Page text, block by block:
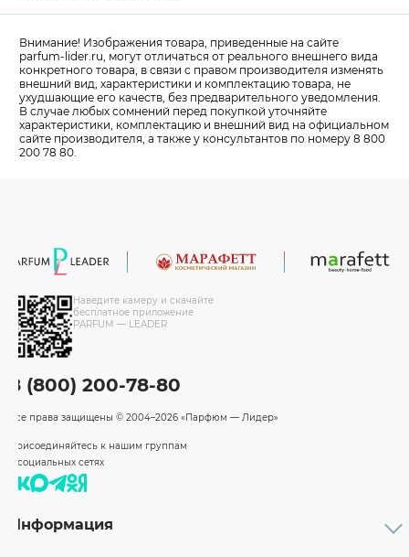
Внимание! Изображения товара, приведенные на сайте
parfum-lider.ru, могут отличаться от реального внешнего вида
конкретного товара, в связи с правом производителя изменять
внешний вид, характеристики и комплектацию товара, не
ухудшающие его качеств, без предварительного уведомления.
В случае любых сомнений перед покупкой уточняйте
характеристики, комплектацию и внешний вид на официальном
сайте производителя, а также у консультантов по номеру 8 800
200 78 80.
Наведите камеру и скачайте
бесплатное приложение
PARFUM — LEADER
8 (800) 200-78-80
Все права защищены © 2004–2026 «Парфюм — Лидер»
Присоединяйтесь к нашим группам
в социальных сетях
Информация